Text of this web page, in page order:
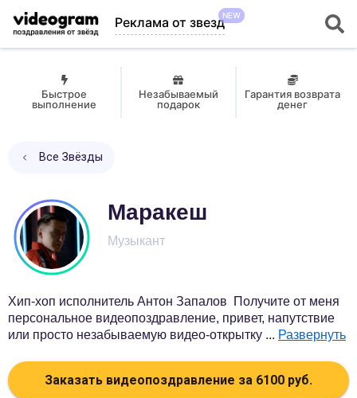
Реклама от звездNEW
Быстрое
выполнение
Незабываемый
подарок
Гарантия возврата
денег
Все Звёзды
Маракеш
Музыкант
Хип-хоп исполнитель Антон Запалов Получите от меня
персональное видеопоздравление, привет, напутствие
или просто незабываемую видео-открытку ... Развернуть
Заказать видеопоздравление за 6100 руб.